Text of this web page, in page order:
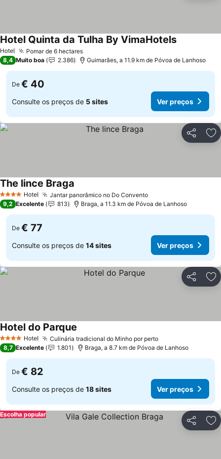
Hotel Pomar de 6 hectaresVer preços
Hotel Quinta da Tulha By VimaHotelsVer preços
8,4 Muito boa 2.386 Guimarães, a 11.9 km de Póvoa de Lanhoso
De € 40
Consulte os preços de 5 sites Ver preços
Partilhar
4 EstrelasHotel Jantar panorâmico no Do ConventoVer preços
The lince Braga
9,2 Excelente 813 Braga, a 11.3 km de Póvoa de Lanhoso
De € 77
Consulte os preços de 14 sites Ver preços
Partilhar
4 EstrelasHotel Culinária tradicional do Minho por pertoVer preços
Hotel do Parque
8,7 Excelente 1.801 Braga, a 8.7 km de Póvoa de Lanhoso
De € 82
Consulte os preços de 18 sites Ver preços
Partilhar
Escolha popular